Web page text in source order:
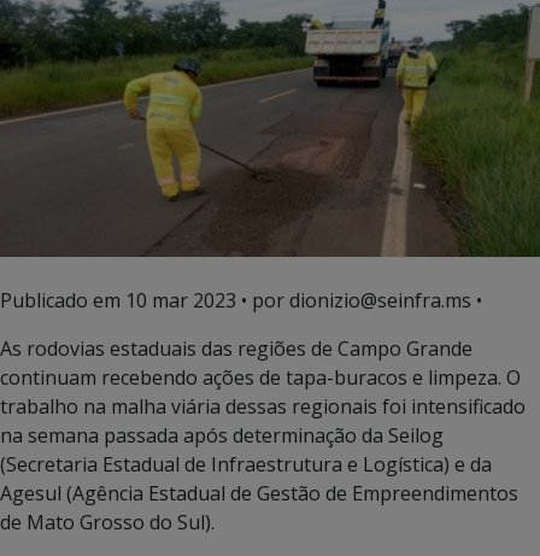
Publicado em 10 mar 2023 • por dionizio@seinfra.ms •
As rodovias estaduais das regiões de Campo Grande
continuam recebendo ações de tapa-buracos e limpeza. O
trabalho na malha viária dessas regionais foi intensificado
na semana passada após determinação da Seilog
(Secretaria Estadual de Infraestrutura e Logística) e da
Agesul (Agência Estadual de Gestão de Empreendimentos
de Mato Grosso do Sul).